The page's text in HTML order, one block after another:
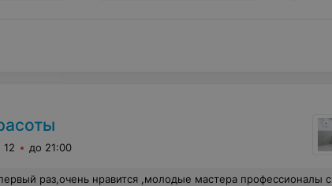
12 до 21:00
,молодые мастера профессионалы своего дела,вежливые и приветливые администраторы,всегда проконсультирую и ответят на все вопросы.